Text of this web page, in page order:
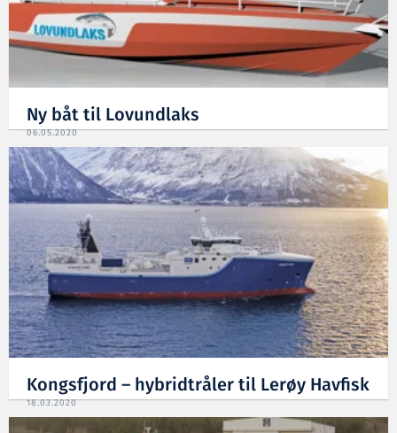
Ny båt til Lovundlaks
06.05.2020
Kongsfjord – hybridtråler til Lerøy Havfisk
18.03.2020